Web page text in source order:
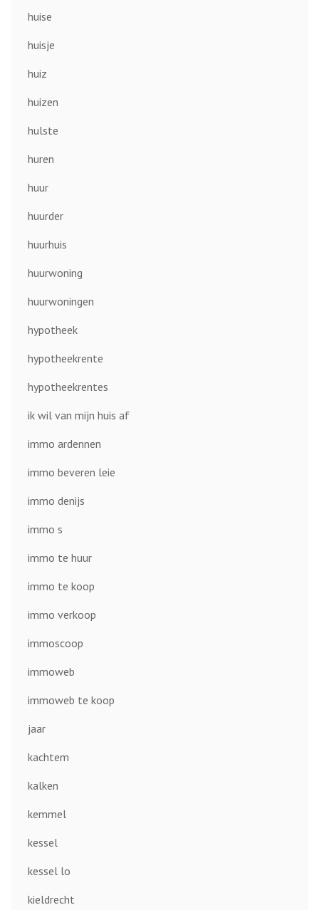
huise
huisje
huiz
huizen
hulste
huren
huur
huurder
huurhuis
huurwoning
huurwoningen
hypotheek
hypotheekrente
hypotheekrentes
ik wil van mijn huis af
immo ardennen
immo beveren leie
immo denijs
immo s
immo te huur
immo te koop
immo verkoop
immoscoop
immoweb
immoweb te koop
jaar
kachtem
kalken
kemmel
kessel
kessel lo
kieldrecht